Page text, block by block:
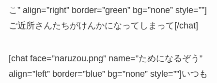
こ” align=”right” border=”green” bg=”none” style=””]
ご近所さんたちがけんかになってしまって[/chat]
[chat face=”naruzou.png” name=”ためになるぞう”
align=”left” border=”blue” bg=”none” style=””]いつも